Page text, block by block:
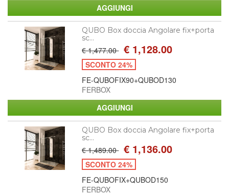
QUBO Box doccia Angolare fix+porta
sc...
€ 1,477.00 € 1,128.00
SCONTO 24%
FE-QUBOFIX90+QUBOD130
FERBOX
QUBO Box doccia Angolare fix+porta
sc...
€ 1,489.00 € 1,136.00
SCONTO 24%
FE-QUBOFIX+QUBOD150
FERBOX